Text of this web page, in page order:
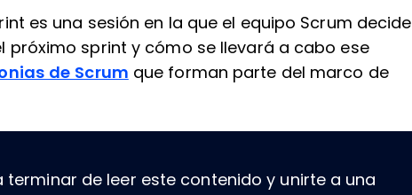
es una sesión en la que el equipo Scrum decide
próximo sprint y cómo se llevará a cabo ese
de Scrum que forman parte del marco de
de leer este contenido y unirte a una